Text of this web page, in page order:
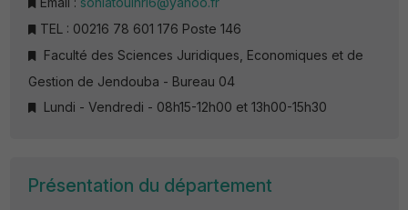
TEL : 00216 78 601 176 Poste 146
Faculté des Sciences Juridiques, Economiques et de
Gestion de Jendouba - Bureau 04
Lundi - Vendredi - 08h15-12h00 et 13h00-15h30
Présentation du département